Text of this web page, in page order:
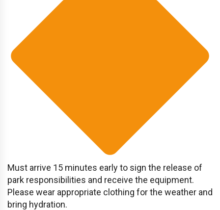
Must arrive 15 minutes early to sign the release of
park responsibilities and receive the equipment.
Please wear appropriate clothing for the weather and
bring hydration.